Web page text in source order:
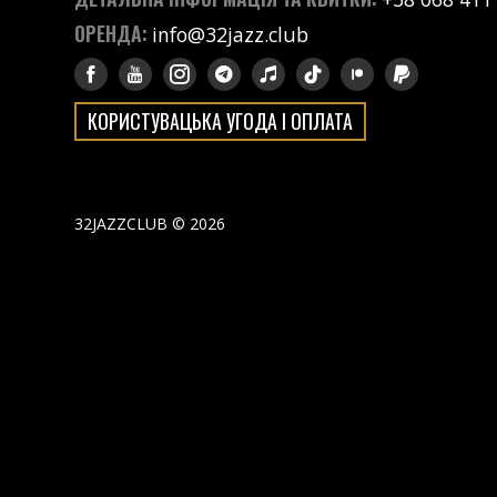
ОРЕНДА: info@32jazz.club
КОРИСТУВАЦЬКА УГОДА І ОПЛАТА
32JAZZCLUB © 2026